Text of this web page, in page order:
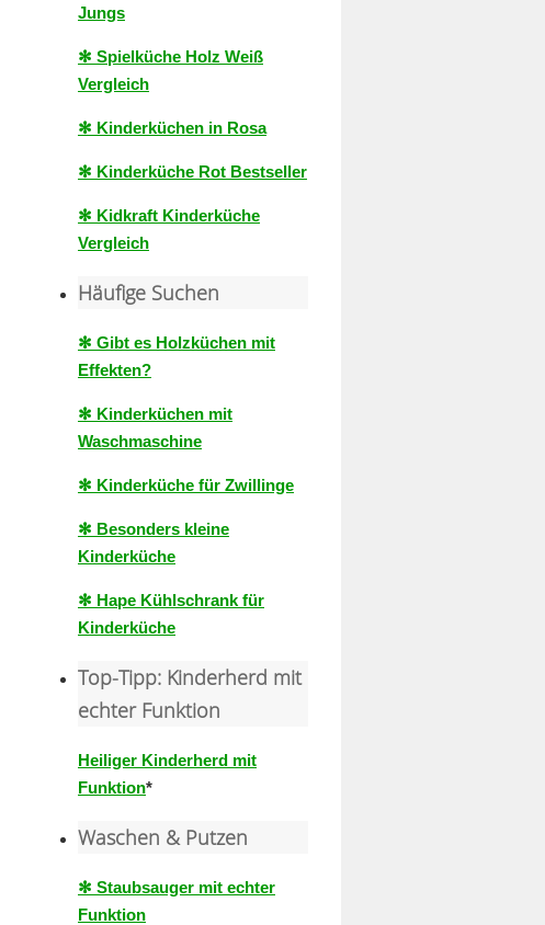
Jungs
✻ Spielküche Holz Weiß
Vergleich
✻ Kinderküchen in Rosa
✻ Kinderküche Rot Bestseller
✻ Kidkraft Kinderküche
Vergleich
Häufige Suchen
✻ Gibt es Holzküchen mit
Effekten?
✻ Kinderküchen mit
Waschmaschine
✻ Kinderküche für Zwillinge
✻ Besonders kleine
Kinderküche
✻ Hape Kühlschrank für
Kinderküche
Top-Tipp: Kinderherd mit
echter Funktion
Heiliger Kinderherd mit
Funktion*
Waschen & Putzen
✻ Staubsauger mit echter
Funktion